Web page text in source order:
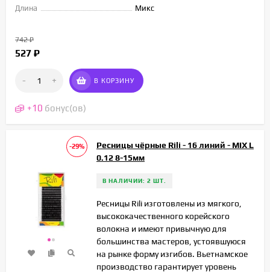
Длина
Микс
742₽
527 ₽
- + В КОРЗИНУ
+10 бонус(ов)
-29%
Ресницы чёрные Rili - 16 линий - MIX L
0.12 8-15мм
В НАЛИЧИИ: 2 ШТ.
Ресницы Rili изготовлены из мягкого,
высококачественного корейского
волокна и имеют привычную для
большинства мастеров, устоявшуюся
на рынке форму изгибов. Вьетнамское
производство гарантирует уровень